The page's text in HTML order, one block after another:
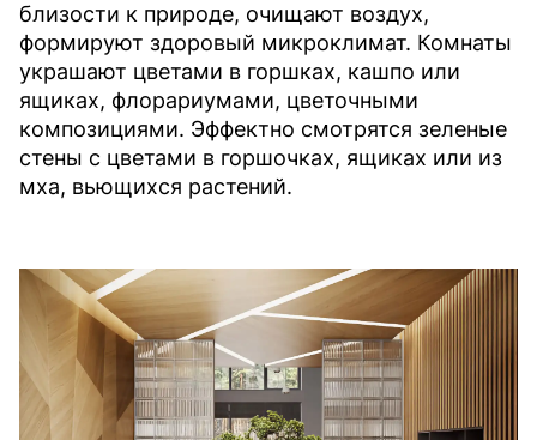
близости к природе, очищают воздух,
формируют здоровый микроклимат. Комнаты
украшают цветами в горшках, кашпо или
ящиках, флорариумами, цветочными
композициями. Эффектно смотрятся зеленые
стены с цветами в горшочках, ящиках или из
мха, вьющихся растений.